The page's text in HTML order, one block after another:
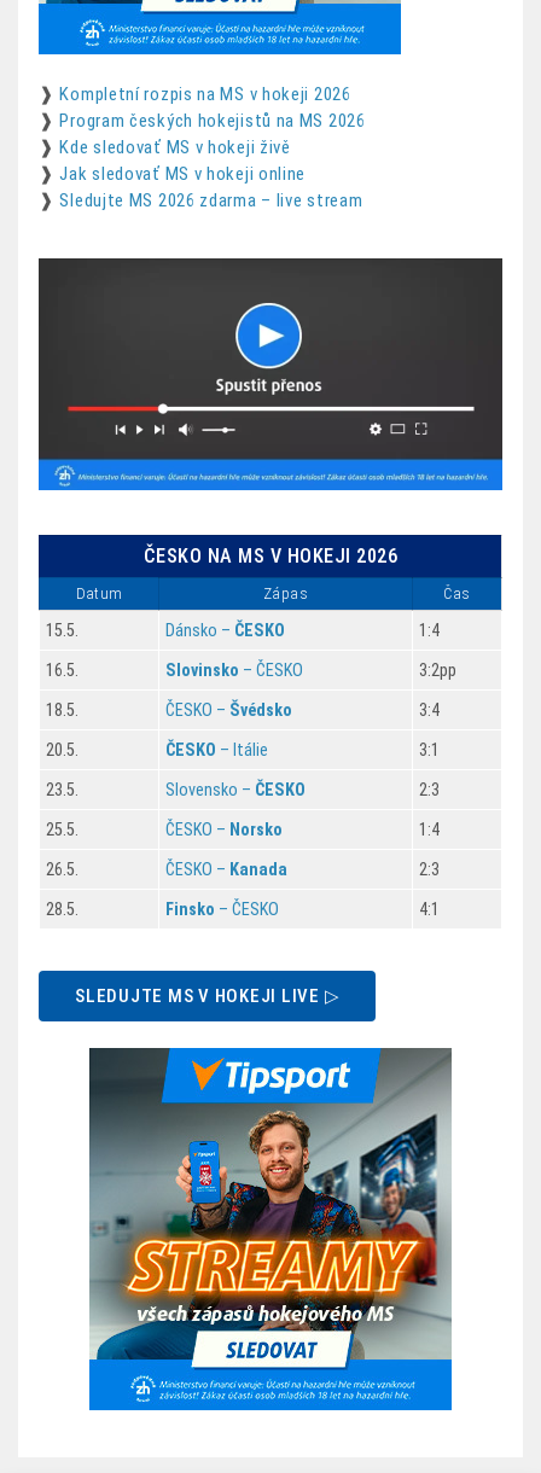
❱Kompletní rozpis na MS v hokeji 2026
❱Program českých hokejistů na MS 2026
❱Kde sledovať MS v hokeji živě
❱Jak sledovať MS v hokeji online
❱Sledujte MS 2026 zdarma – live stream
ČESKO NA MS V HOKEJI 2026
Datum Zápas Čas
15.5. Dánsko – ČESKO 1:4
16.5. Slovinsko – ČESKO 3:2pp
18.5. ČESKO – Švédsko 3:4
20.5. ČESKO – Itálie 3:1
23.5. Slovensko – ČESKO 2:3
25.5. ČESKO – Norsko 1:4
26.5. ČESKO – Kanada 2:3
28.5. Finsko – ČESKO 4:1
SLEDUJTE MS V HOKEJI LIVE ▷